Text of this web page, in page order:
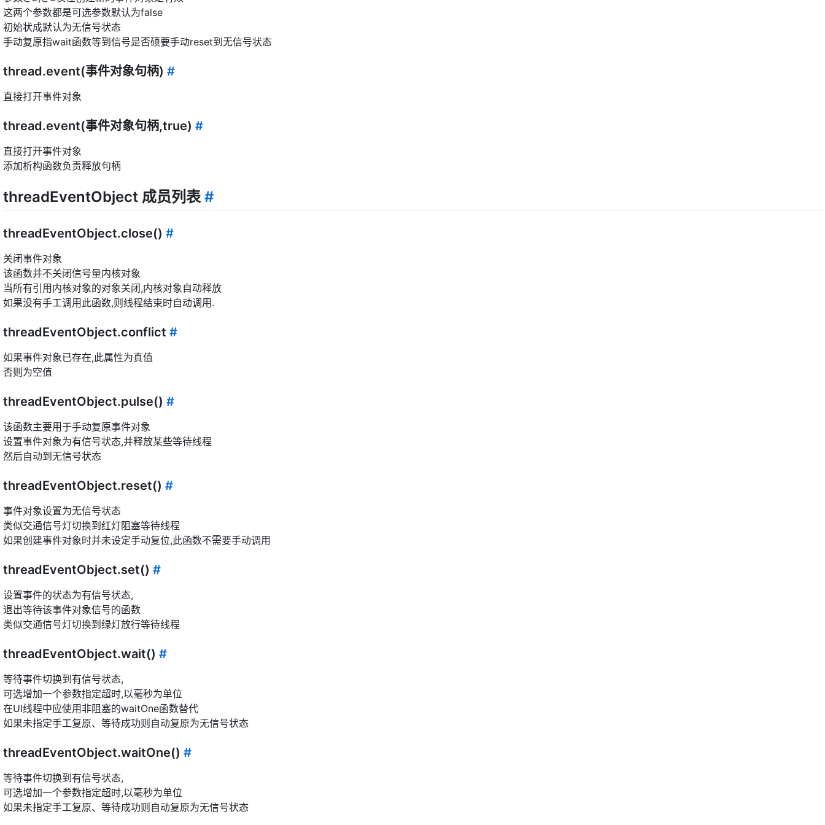
这两个参数都是可选参数默认为false
初始状成默认为无信号状态
手动复原指wait函数等到信号是否硕要手动reset到无信号状态
thread.event(事件对象句柄) #
直接打开事件对象
thread.event(事件对象句柄,true) #
直接打开事件对象
添加析构函数负责释放句柄
threadEventObject 成员列表 #
threadEventObject.close() #
关闭事件对象
该函数并不关闭信号量内核对象
当所有引用内核对象的对象关闭,内核对象自动释放
如果没有手工调用此函数,则线程结束时自动调用.
threadEventObject.conflict #
如果事件对象已存在,此属性为真值
否则为空值
threadEventObject.pulse() #
该函数主要用于手动复原事件对象
设置事件对象为有信号状态,并释放某些等待线程
然后自动到无信号状态
threadEventObject.reset() #
事件对象设置为无信号状态
类似交通信号灯切换到红灯阻塞等待线程
如果创建事件对象时并未设定手动复位,此函数不需要手动调用
threadEventObject.set() #
设置事件的状态为有信号状态,
退出等待该事件对象信号的函数
类似交通信号灯切换到绿灯放行等待线程
threadEventObject.wait() #
等待事件切换到有信号状态,
可选增加一个参数指定超时,以毫秒为单位
在UI线程中应使用非阻塞的waitOne函数替代
如果未指定手工复原、等待成功则自动复原为无信号状态
threadEventObject.waitOne() #
等待事件切换到有信号状态,
可选增加一个参数指定超时,以毫秒为单位
如果未指定手工复原、等待成功则自动复原为无信号状态